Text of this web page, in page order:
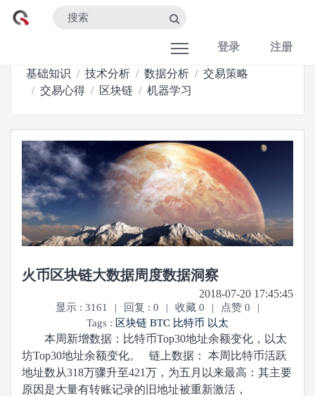
登录 注册
基础知识 技术分析 数据分析
交易策略
交易心得
区块链 机器学习
火币区块链大数据周度数据洞察
2018-07-20 17:45:45
显示 : 3161 | 回复 : 0 | 收藏 0 | 点赞 0
|
Tags : 区块链 BTC 比特币 以太
本周新增数据：比特币Top30地址余额变化，以太
坊Top30地址余额变化。 链上数据： 本周比特币活跃
地址数从318万骤升至421万，为五月以来最高：其主要
原因是大量有转账记录的旧地址被重新激活，